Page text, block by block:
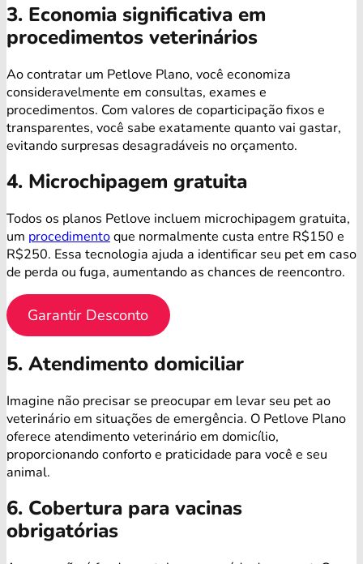
3. Economia significativa em
procedimentos veterinários
Ao contratar um Petlove Plano, você economiza
consideravelmente em consultas, exames e
procedimentos. Com valores de coparticipação fixos e
transparentes, você sabe exatamente quanto vai gastar,
evitando surpresas desagradáveis no orçamento.
4. Microchipagem gratuita
Todos os planos Petlove incluem microchipagem gratuita,
um procedimentoque normalmente custa entre R$150 e
R$250. Essa tecnologia ajuda a identificar seu pet em caso
de perda ou fuga, aumentando as chances de reencontro.
Garantir Desconto
5. Atendimento domiciliar
Imagine não precisar se preocupar em levar seu pet ao
veterinário em situações de emergência. O Petlove Plano
oferece atendimento veterinário em domicílio,
proporcionando conforto e praticidade para você e seu
animal.
6. Cobertura para vacinas
obrigatórias